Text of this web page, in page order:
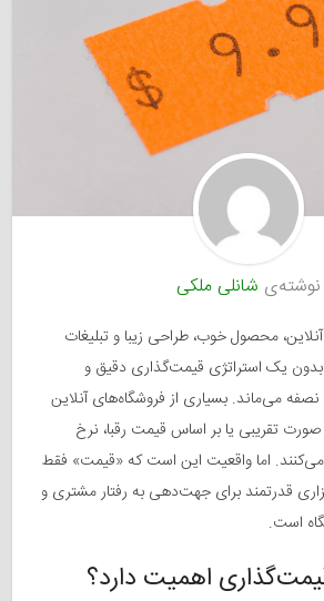
نوشته‌ی شانلی ملکی
محصول خوب، طراحی زیبا و تبلیغات
یک استراتژی قیمت‌گذاری دقیق و
می‌ماند. بسیاری از فروشگاه‌های آنلاین
صورت تقریبی یا بر اساس قیمت رقبا، نرخ
اما واقعیت این است که «قیمت» فقط
قدرتمند برای جهت‌دهی به رفتار مشتری و
است.
اهمیت دارد؟